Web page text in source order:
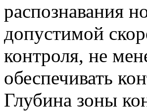
распознавания
допустимой
контроля, не
обеспечивать
Глубина зоны